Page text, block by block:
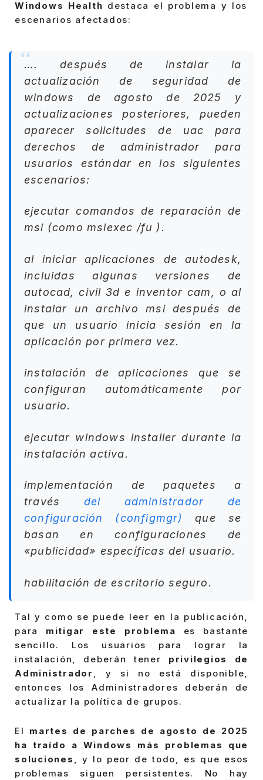
Windows Health destaca el problema y los
escenarios afectados:
…. después de instalar la
actualización de seguridad de
windows de agosto de 2025 y
actualizaciones posteriores, pueden
aparecer solicitudes de uac para
derechos de administrador para
usuarios estándar en los siguientes
escenarios:
ejecutar comandos de reparación de
msi (como msiexec /fu ).
​al iniciar aplicaciones de autodesk,
incluidas algunas versiones de
autocad, civil 3d e inventor cam, o al
instalar un archivo msi después de
que un usuario inicia sesión en la
aplicación por primera vez.
​instalación de aplicaciones que se
configuran automáticamente por
usuario.
ejecutar windows installer durante la
instalación activa.
implementación de paquetes a
través del administrador de
configuración (configmgr)
que se
basan en configuraciones de
«publicidad» específicas del usuario.
habilitación de escritorio seguro.
Tal y como se puede leer en la publicación,
para mitigar este problema es bastante
sencillo. Los usuarios para lograr la
instalación, deberán tener privilegios de
Administrador , y si no está disponible,
entonces los Administradores deberán de
actualizar la política de grupos.
El martes de parches de agosto de 2025
ha traído a Windows más problemas que
soluciones
, y lo peor de todo, es que esos
problemas siguen persistentes. No hay